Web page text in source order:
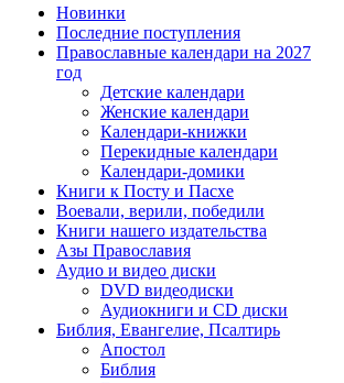
Новинки
Последние поступления
Православные календари на 2027
год
Детские календари
Женские календари
Календари-книжки
Перекидные календари
Календари-домики
Книги к Посту и Пасхе
Воевали, верили, победили
Книги нашего издательства
Азы Православия
Аудио и видео диски
DVD видеодиски
Аудиокниги и CD диски
Библия, Евангелие, Псалтирь
Апостол
Библия